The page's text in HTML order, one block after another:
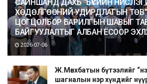
САЙНШАНД ДАХЬ “БҮСИЙН
ХӨДӨЛГӨӨНИЙ УДИРДЛАГЫН
ЦОГЦОЛБОР БАРИЛГЫН ШАВЫГ
БАЙГУУЛАЛТЫГ АЛБАН ЁСООР
2026-07-06
Ж.Мөнхбатын бүтээлийг
шагналын нэр хүндийг